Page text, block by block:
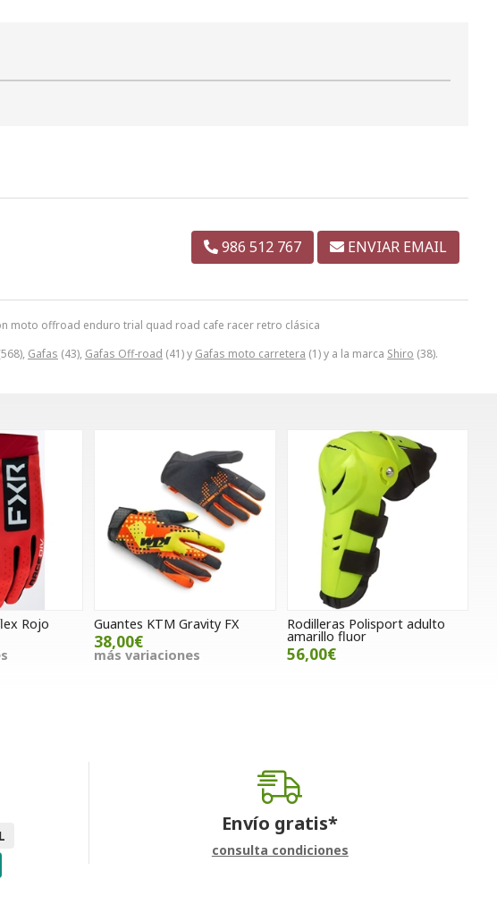
moto offroad enduro trial quad road cafe racer retro clásica
Gafas (43), Gafas Off-road (41) y Gafas moto carretera (1) y a la marca Shiro (38).
986 512 767 ENVIAR EMAIL
Rojo Guantes KTM Gravity FX
38,00€
más variaciones
Rodilleras Polisport adulto
amarillo fluor
56,00€
Envío gratis*
consulta condiciones